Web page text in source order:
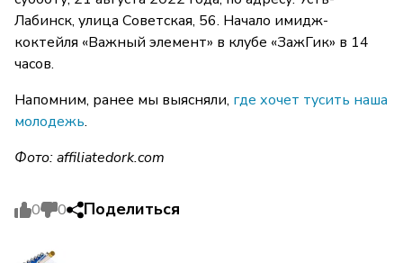
Лабинск, улица Советская, 56. Начало имидж-
коктейля «Важный элемент» в клубе «ЗажГик» в 14
часов.
Напомним, ранее мы выясняли, где хочет тусить наша
молодежь.
Фото: affiliatedork.com
0 0 Поделиться